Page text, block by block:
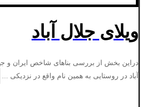
ویلای جلال آباد
دراین بخش از بررسی بناهای شاخص ایران و
آباد در روستایی به همین نام واقع در نزدیکی ...